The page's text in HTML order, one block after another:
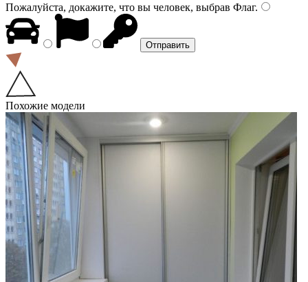
Пожалуйста, докажите, что вы человек, выбрав Флаг.
Похожие модели